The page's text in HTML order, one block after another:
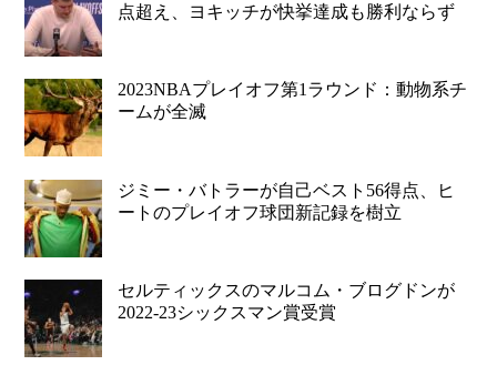
点超え、ヨキッチが快挙達成も勝利ならず
2023NBAプレイオフ第1ラウンド：動物系チ
ームが全滅
ジミー・バトラーが自己ベスト56得点、ヒ
ートのプレイオフ球団新記録を樹立
セルティックスのマルコム・ブログドンが
2022-23シックスマン賞受賞